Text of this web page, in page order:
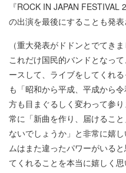
『ROCK IN JAPAN
の出演を最後にすることも発表
（重大発表がドドンとでてき
これだけ国民的バンドとなっ
ースして、ライブをしてくれ
も「昭和から平成、平成から
方も目まぐるしく変わって参
常に「新曲を作り、届けるこ
ないでしょうか」と非常に嬉
ムはまた違ったパワーがいる
てくれることを本当に嬉しく思